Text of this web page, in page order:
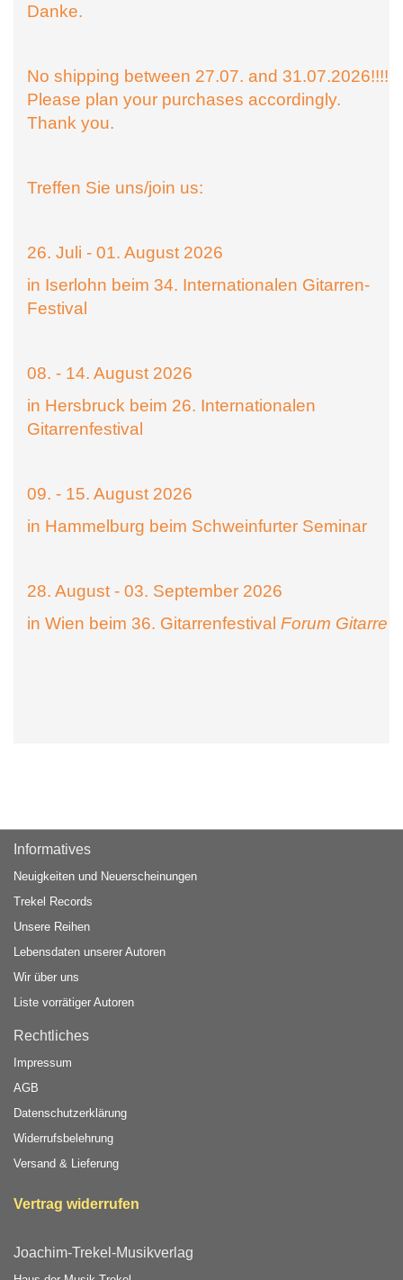
Danke.
No shipping between 27.07. and 31.07.2026!!!!
Please plan your purchases accordingly.
Thank you.
Treffen Sie uns/join us:
26. Juli - 01. August 2026
in Iserlohn beim 34. Internationalen Gitarren-
Festival
08. - 14. August 2026
in Hersbruck beim 26. Internationalen
Gitarrenfestival
09. - 15. August 2026
in Hammelburg beim Schweinfurter Seminar
28. August - 03. September 2026
in Wien beim 36. Gitarrenfestival Forum Gitarre
Informatives
Neuigkeiten und Neuerscheinungen
Trekel Records
Unsere Reihen
Lebensdaten unserer Autoren
Wir über uns
Liste vorrätiger Autoren
Rechtliches
Impressum
AGB
Datenschutzerklärung
Widerrufsbelehrung
Versand & Lieferung
Vertrag widerrufen
Joachim-Trekel-Musikverlag